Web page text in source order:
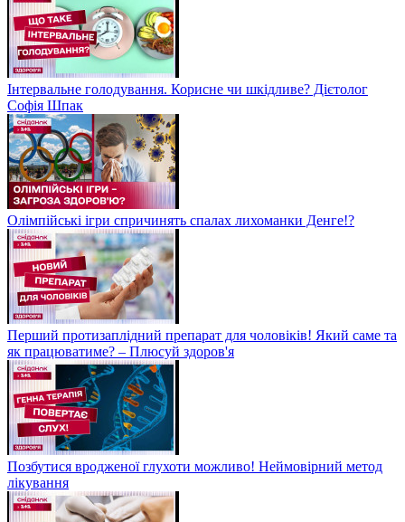
Інтервальне голодування. Корисне чи шкідливе? Дієтолог
Софія Шпак
Олімпійські ігри спричинять спалах лихоманки Денге!?
Перший протизаплідний препарат для чоловіків! Який саме та
як працюватиме? – Плюсуй здоров'я
Позбутися вродженої глухоти можливо! Неймовірний метод
лікування